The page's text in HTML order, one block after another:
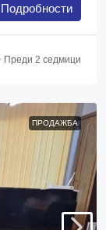
Подробности
Преди 2 седмици
ПРОДАЖБА